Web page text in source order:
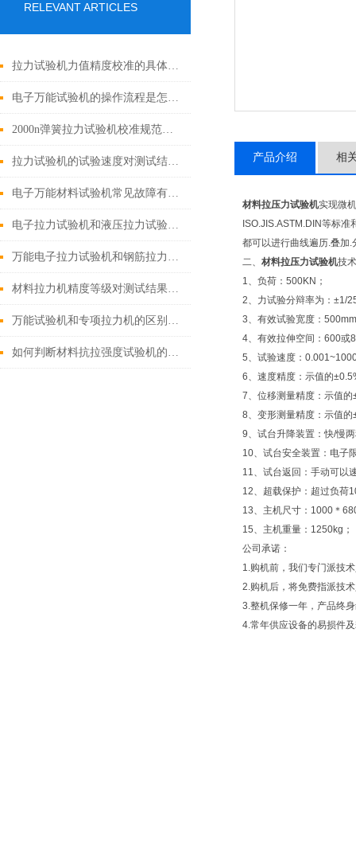
RELEVANT ARTICLES
拉力试验机力值精度校准的具体步骤是什么？
电子万能试验机的操作流程是怎样的？
2000n弹簧拉力试验机校准规范与注意事项
拉力试验机的试验速度对测试结果有哪些影响？
电子万能材料试验机常见故障有哪些？
电子拉力试验机和液压拉力试验机的精度哪个更高？
万能电子拉力试验机和钢筋拉力试验机的操作流程有什么不同？
材料拉力机精度等级对测试结果有哪些影响？
万能试验机和专项拉力机的区别是什么？
如何判断材料抗拉强度试验机的测试数据是否准确？
产品介绍 相
材料拉压力试验机实现微
ISO.JIS.ASTM.DIN等标
都可以进行曲线遍历.叠加
二、 材料拉压力试验机技
1、负荷：500KN；
2、力试验分辩率为：±1/
3、有效试验宽度：
4、有效拉伸空间：600或
5、试验速度：
6、速度精度：示值的
7、位移测量精度：示值
8、变形测量精度：示值
9、试台升降装置：快/慢
10、试台安全装置：电子
11、试台返回：手动可以
12、超载保护：超过负荷
13、主机尺寸：1000＊
15、主机重量：1250kg；
公司承诺：
1.购机前，我们专门派技
2.购机后，将免费指派技
3.整机保修一年，产品终
4.常年供应设备的易损件